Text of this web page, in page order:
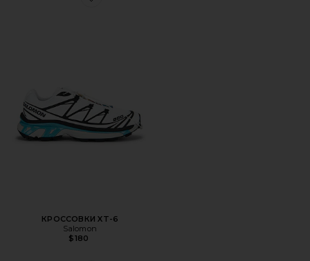
Favorite КРОССОВКИ XT-6
КРОССОВКИ XT-6
Salomon
$180